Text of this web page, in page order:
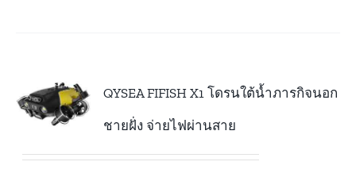
QYSEA FIFISH X1 โดรนใต้น้ำภารกิจนอก
ชายฝั่ง จ่ายไฟผ่านสาย